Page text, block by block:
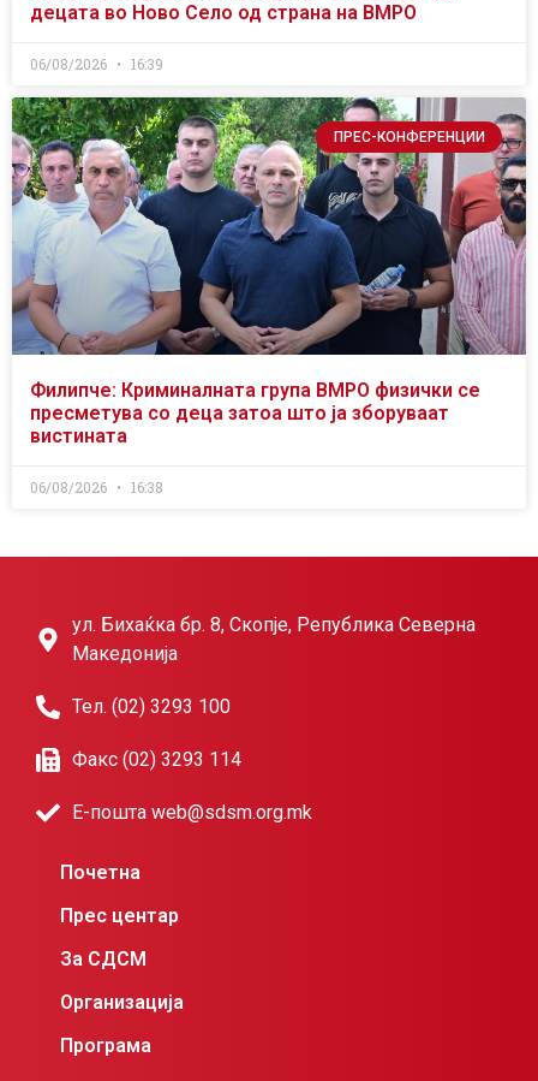
децата во Ново Село од страна на ВМРО
06/08/2026 16:39
ПРЕС-КОНФЕРЕНЦИИ
Филипче: Криминалната група ВМРО физички се
пресметува со деца затоа што ја зборуваат
вистината
06/08/2026 16:38
ул. Бихаќка бр. 8, Скопје, Република Северна
Македонија
Тел. (02) 3293 100
Факс (02) 3293 114
Е-пошта web@sdsm.org.mk
Почетна
Прес центар
За СДСМ
Организација
Програма